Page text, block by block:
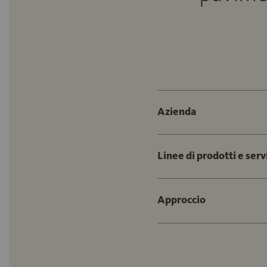
Azienda
Linee di prodotti e
Approccio